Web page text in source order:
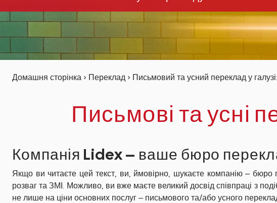
Домашня сторінка › Переклад › Письмовий та усний переклад у
Письмові та усні
Компанія Lidex – ваше бюро
Якщо ви читаєте цей текст, ви, ймовірно, шукаєте компанію – бюро
розваг та ЗМІ. Можливо, ви вже маєте великий досвід співпраці з
не лише на ціни основних послуг – письмового та/або усного